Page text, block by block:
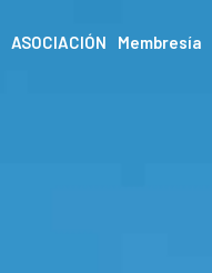
ASOCIACIÓN Membresía